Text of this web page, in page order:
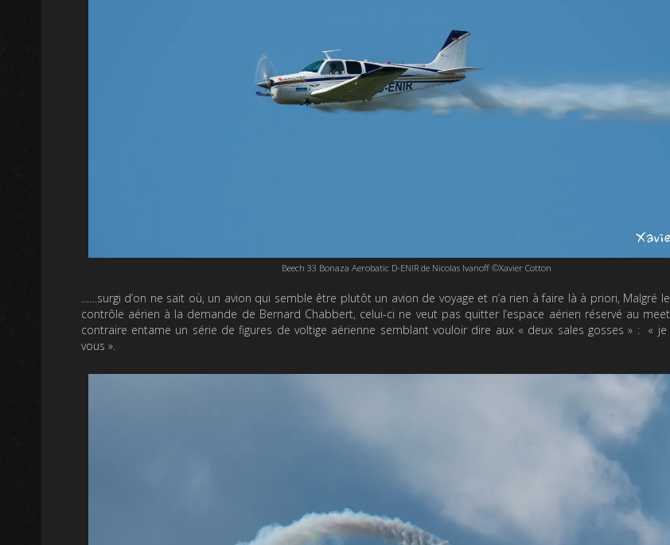
Beech 33 Bonaza Aerobatic D-ENIR de Nicolas Ivanoff ©Xavier Cotton
……surgi d’on ne sait où, un avion qui semble être plutôt un avion de voyage et n’a rien à faire là à priori, Malgré
contrôle aérien à la demande de Bernard Chabbert, celui-ci ne veut pas quitter l’espace aérien réservé au
contraire entame un série de figures de voltige aérienne semblant vouloir dire aux « deux sales gosses » : « je
vous ».